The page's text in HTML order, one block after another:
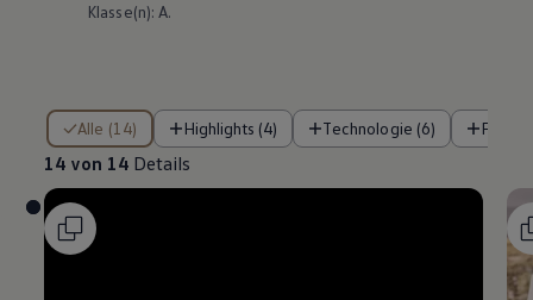
Klasse(n): A.
Alle (14) Highlights (4) Technologie (6)
14 von 14 Details
14 von 14 Details